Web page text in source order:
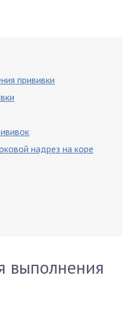
прививки
надрез на коре
выполнения